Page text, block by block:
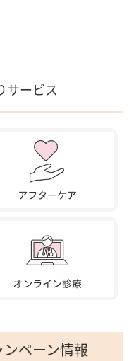
サービス
ペーン情報